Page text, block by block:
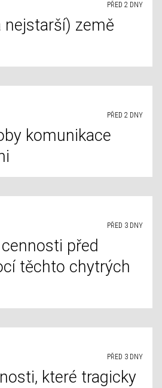
PŘED 2 DNY
nejstarší) země
PŘED 2 DNY
komunikace
PŘED 3 DNY
před
těchto chytrých
PŘED 3 DNY
které tragicky